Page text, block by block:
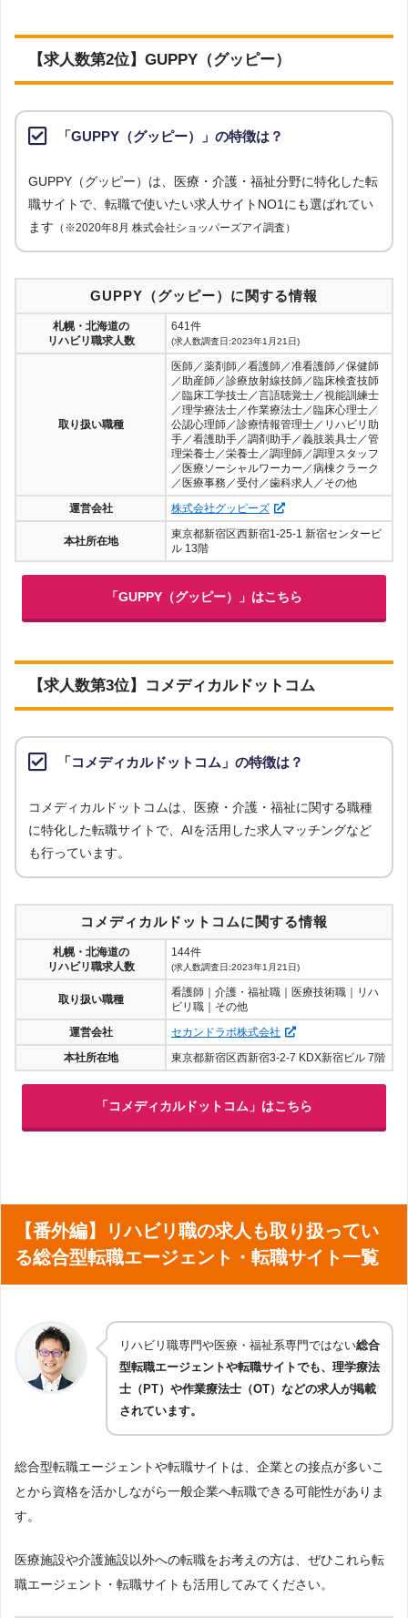
【求人数第2位】GUPPY（グッピー）
「GUPPY（グッピー）」の特徴は？
GUPPY（グッピー）は、医療・介護・福祉分野に特化した転
職サイトで、転職で使いたい求人サイトNO1にも選ばれてい
ます （※2020年8月 株式会社ショッパーズアイ調査）
GUPPY（グッピー）に関する情報
札幌・北海道の
リハビリ職求人数
641件
(求人数調査日:2023年1月21日)
取り扱い職種
医師／薬剤師／看護師／准看護師／保健師
／助産師／診療放射線技師／臨床検査技師
／臨床工学技士／言語聴覚士／視能訓練士
／理学療法士／作業療法士／臨床心理士／
公認心理師／診療情報管理士／リハビリ助
手／看護助手／調剤助手／義肢装具士／管
理栄養士／栄養士／調理師／調理スタッフ
／医療ソーシャルワーカー／病棟クラーク
／医療事務／受付／歯科求人／その他
運営会社
株式会社グッピーズ
本社所在地
東京都新宿区西新宿1-25-1 新宿センタービ
ル 13階
「GUPPY（グッピー）」はこちら
【求人数第3位】コメディカルドットコム
「コメディカルドットコム」の特徴は？
コメディカルドットコムは、医療・介護・福祉に関する職種
に特化した転職サイトで、AIを活用した求人マッチングなど
も行っています。
コメディカルドットコムに関する情報
札幌・北海道の
リハビリ職求人数
144件
(求人数調査日:2023年1月21日)
取り扱い職種
看護師｜介護・福祉職｜医療技術職｜リハ
ビリ職｜その他
運営会社
セカンドラボ株式会社
本社所在地
東京都新宿区西新宿3-2-7 KDX新宿ビル 7階
「コメディカルドットコム」はこちら
【番外編】リハビリ職の求人も取り扱ってい
る総合型転職エージェント・転職サイト一覧
リハビリ職専門や医療・福祉系専門ではない総合
型転職エージェントや転職サイトでも、理学療法
士（PT）や作業療法士（OT）などの求人が掲載
されています。
総合型転職エージェントや転職サイトは、企業との接点が多いこ
とから資格を活かしながら一般企業へ転職できる可能性がありま
す。
医療施設や介護施設以外への転職をお考えの方は、ぜひこれら転
職エージェント・転職サイトも活用してみてください。